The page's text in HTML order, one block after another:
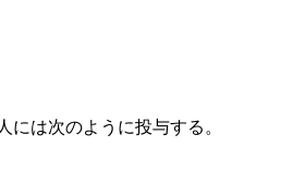
は次のように投与する。